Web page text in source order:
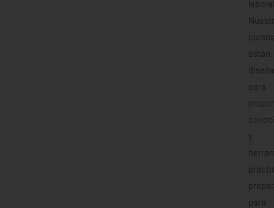
cursos
están
para
y
para